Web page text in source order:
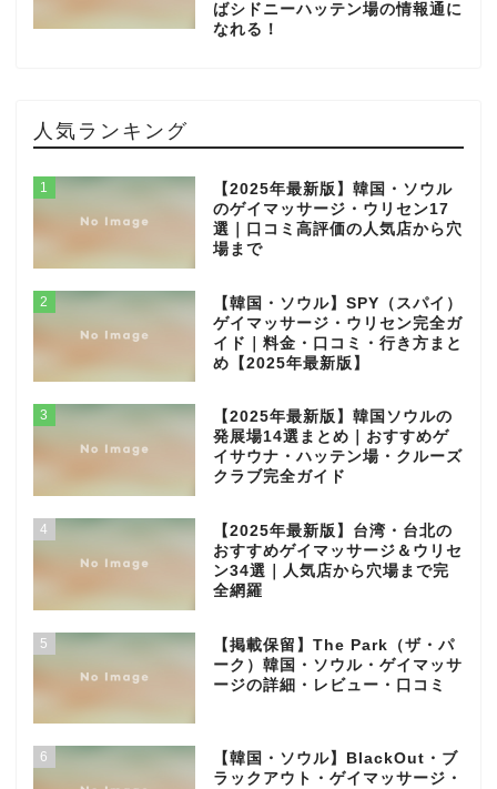
ばシドニーハッテン場の情報通に
なれる！
人気ランキング
1
【2025年最新版】韓国・ソウル
のゲイマッサージ・ウリセン17
選｜口コミ高評価の人気店から穴
場まで
2
【韓国・ソウル】SPY（スパイ）
ゲイマッサージ・ウリセン完全ガ
イド｜料金・口コミ・行き方まと
め【2025年最新版】
3
【2025年最新版】韓国ソウルの
発展場14選まとめ｜おすすめゲ
イサウナ・ハッテン場・クルーズ
クラブ完全ガイド
4
【2025年最新版】台湾・台北の
おすすめゲイマッサージ＆ウリセ
ン34選｜人気店から穴場まで完
全網羅
5
【掲載保留】The Park（ザ・パ
ーク）韓国・ソウル・ゲイマッサ
ージの詳細・レビュー・口コミ
6
【韓国・ソウル】BlackOut・ブ
ラックアウト・ゲイマッサージ・